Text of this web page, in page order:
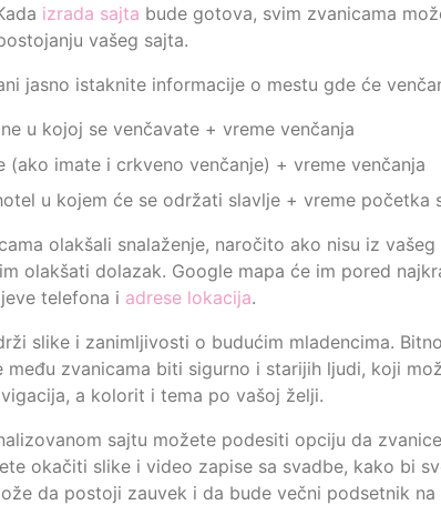
izrada sajta bude gotova, svim zvanicama
vašeg sajta.
jasno istaknite informacije o mestu gde će
u kojoj se venčavate + vreme venčanja
(ako imate i crkveno venčanje) + vreme venčanja
u kojem će se održati slavlje + vreme početka
olakšali snalaženje, naročito ako nisu iz
olakšati dolazak. Google mapa će im pored
telefona i adrese lokacija.
slike i zanimljivosti o budućim mladencima.
među zvanicama biti sigurno i starijih ljudi, koji
a kolorit i tema po vašoj želji.
sajtu možete podesiti opciju da
okačiti slike i video zapise sa svadbe, kako bi
da postoji zauvek i da bude večni podsetnik na